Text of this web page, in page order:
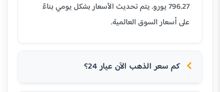
796.27 يورو. يتم تحديث الأسعار بشكل يومي بناءً
على أسعار السوق العالمية.
كم سعر الذهب الآن عيار 24؟